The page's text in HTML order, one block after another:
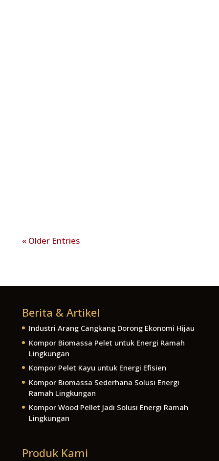
« Older Entries
Berita & Artikel
Industri Arang Cangkang Dorong Ekonomi Hijau
Kompor Biomassa Pelet untuk Energi Ramah
Lingkungan
Kompor Pelet Kayu untuk Energi Efisien
Kompor Biomassa Sederhana Solusi Energi
Ramah Lingkungan
Kompor Wood Pellet Jadi Solusi Energi Ramah
Lingkungan
Produk Kami